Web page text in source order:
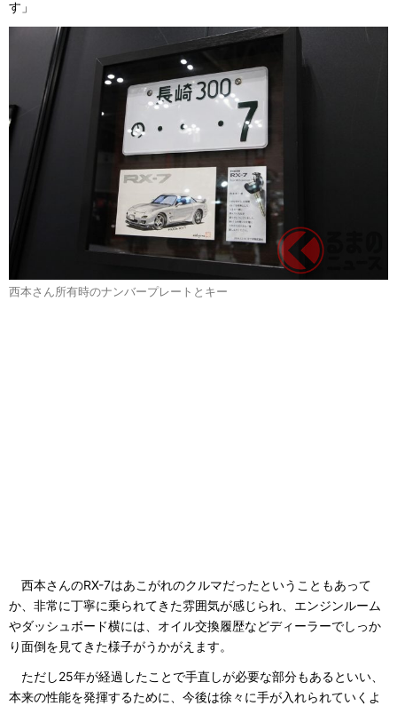
す」
西本さん所有時のナンバープレートとキー
西本さんのRX-7はあこがれのクルマだったということもあって
か、非常に丁寧に乗られてきた雰囲気が感じられ、エンジンルーム
やダッシュボード横には、オイル交換履歴などディーラーでしっか
り面倒を見てきた様子がうかがえます。
ただし25年が経過したことで手直しが必要な部分もあるといい、
本来の性能を発揮するために、今後は徐々に手が入れられていくよ